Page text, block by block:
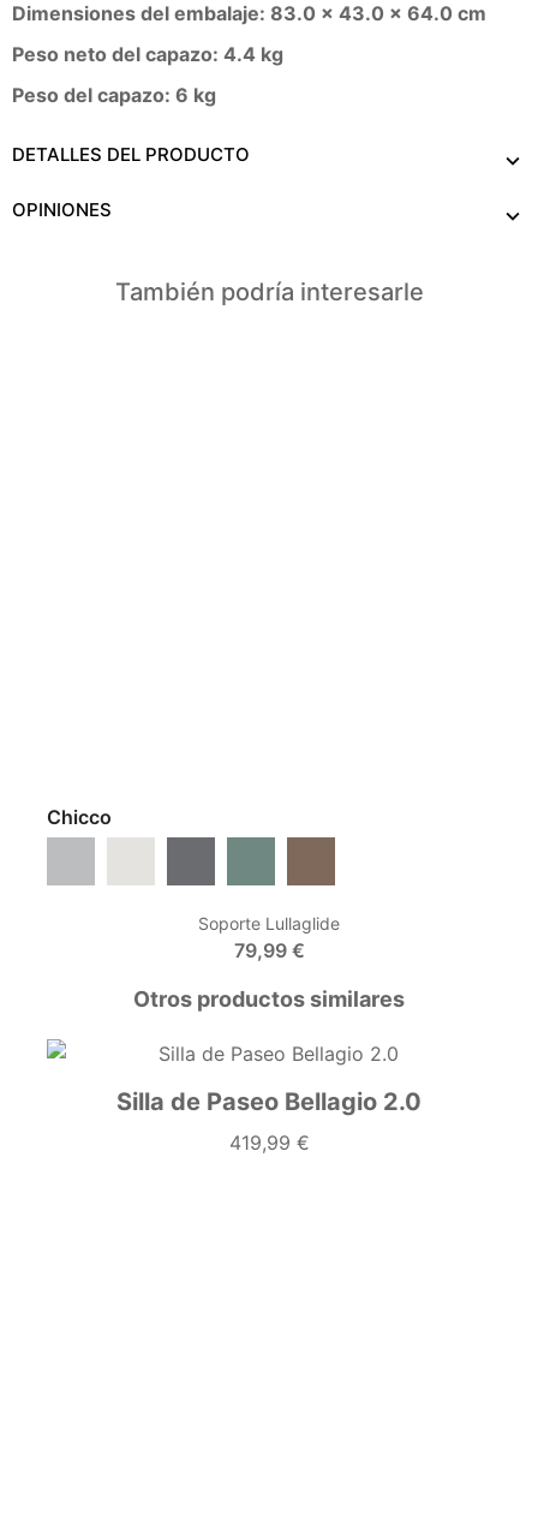
Dimensiones del embalaje: 83.0 x 43.0 x 64.0 cm
Peso neto del capazo: 4.4 kg
Peso del capazo: 6 kg
DETALLES DEL PRODUCTO
OPINIONES
También podría interesarle
Chicco
Soporte Lullaglide
79,99 €
Otros productos similares
Silla de Paseo Bellagio 2.0
419,99 €